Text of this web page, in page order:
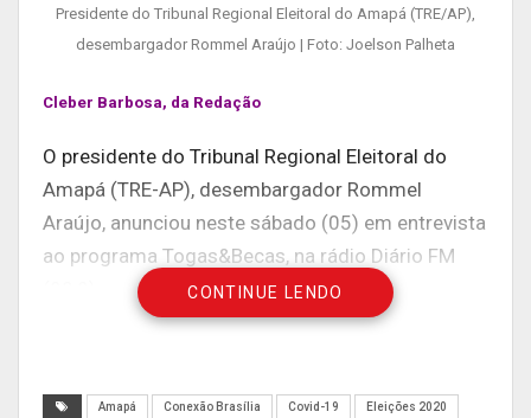
Presidente do Tribunal Regional Eleitoral do Amapá (TRE/AP),
desembargador Rommel Araújo | Foto: Joelson Palheta
Cleber Barbosa, da Redação
O presidente do Tribunal Regional Eleitoral do
Amapá (TRE-AP), desembargador Rommel
Araújo, anunciou neste sábado (05) em entrevista
ao programa Togas&Becas, na rádio Diário FM
(90,9) que devido às medidas de saúde para
enfrentamento à pandemia do Covid-19 não será
que deverão usar meios tradicionais de
CONTINUE LENDO
Amapá Conexão Brasília Covid-19 Eleições 2020